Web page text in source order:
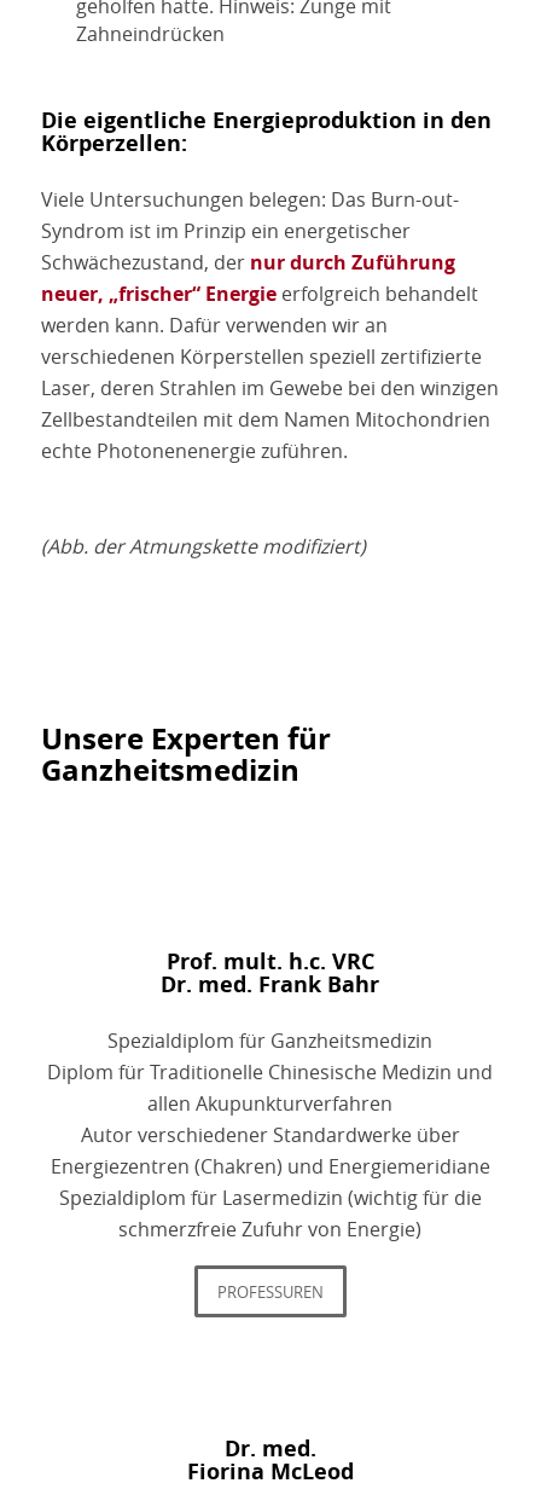
geholfen hatte. Hinweis: Zunge mit
Zahneindrücken
Die eigentliche Energieproduktion in den
Körperzellen:
Viele Untersuchungen belegen: Das Burn-out-
Syndrom ist im Prinzip ein energetischer
Schwächezustand, der nur durch Zuführung
neuer, „frischer“ Energieerfolgreich behandelt
werden kann. Dafür verwenden wir an
verschiedenen Körperstellen speziell zertifizierte
Laser, deren Strahlen im Gewebe bei den winzigen
Zellbestandteilen mit dem Namen Mitochondrien
echte Photonenenergie zuführen.
(Abb. der Atmungskette modifiziert)
Unsere Experten für
Ganzheitsmedizin
Prof. mult. h.c. VRC
Dr. med. Frank Bahr
Spezialdiplom für Ganzheitsmedizin
Diplom für Traditionelle Chinesische Medizin und
allen Akupunkturverfahren
Autor verschiedener Standardwerke über
Energiezentren (Chakren) und Energiemeridiane
Spezialdiplom für Lasermedizin (wichtig für die
schmerzfreie Zufuhr von Energie)
PROFESSUREN
Dr. med.
Fiorina McLeod